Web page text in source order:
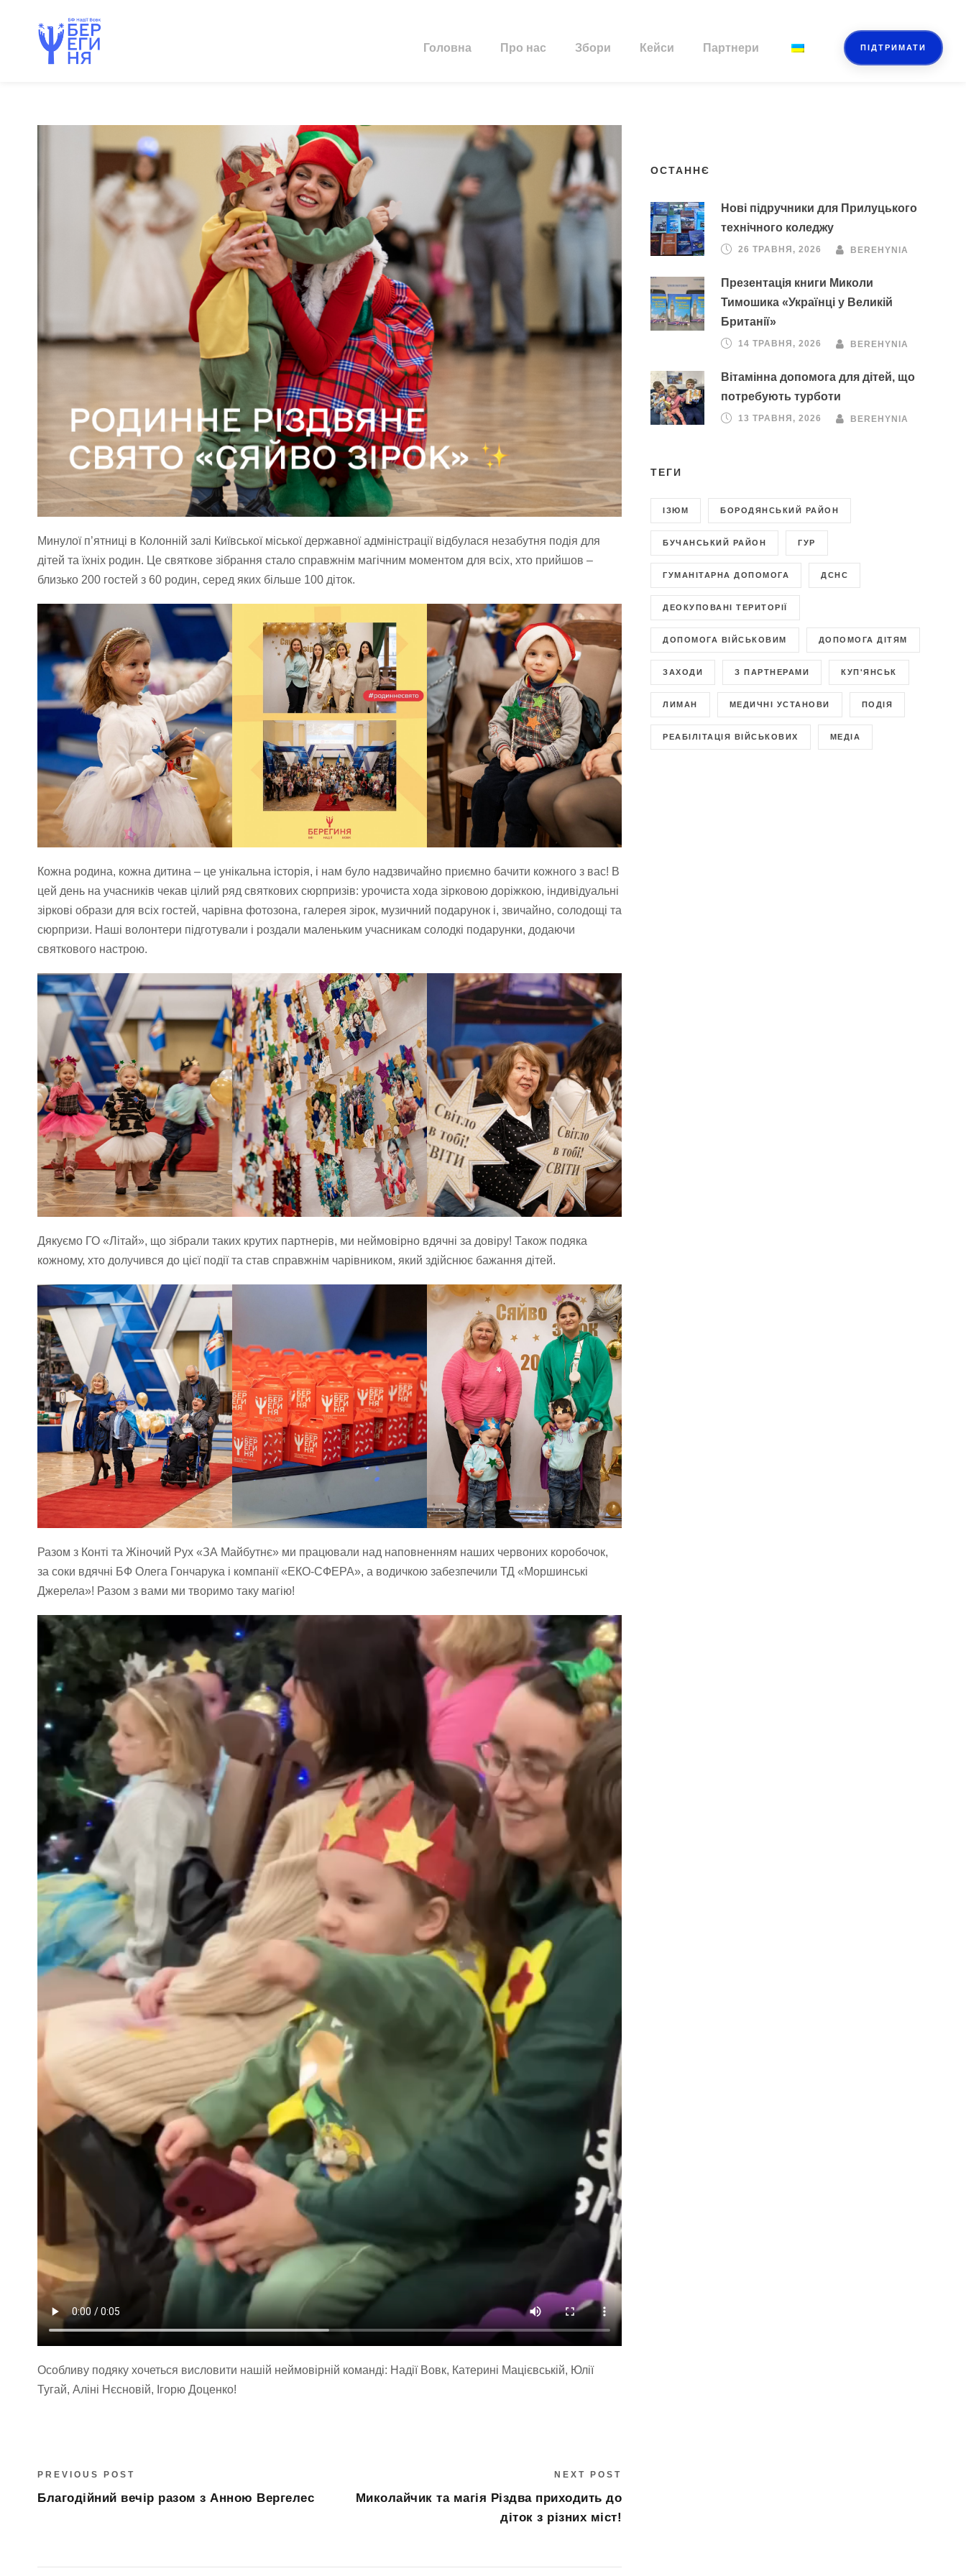
Головна Про нас Збори Кейси Партнери ПІДТРИМАТИ
Минулої п’ятниці в Колонній залі Київської міської державної адміністрації відбулася незабутня подія для
дітей та їхніх родин. Це святкове зібрання стало справжнім магічним моментом для всіх, хто прийшов –
близько 200 гостей з 60 родин, серед яких більше 100 діток.
Кожна родина, кожна дитина – це унікальна історія, і нам було надзвичайно приємно бачити кожного з вас! В
цей день на учасників чекав цілий ряд святкових сюрпризів: урочиста хода зірковою доріжкою, індивідуальні
зіркові образи для всіх гостей, чарівна фотозона, галерея зірок, музичний подарунок і, звичайно, солодощі та
сюрпризи. Наші волонтери підготували і роздали маленьким учасникам солодкі подарунки, додаючи
святкового настрою.
Дякуємо ГО «Літай», що зібрали таких крутих партнерів, ми неймовірно вдячні за довіру! Також подяка
кожному, хто долучився до цієї події та став справжнім чарівником, який здійснює бажання дітей.
Разом з Конті та Жіночий Рух «ЗА Майбутнє» ми працювали над наповненням наших червоних коробочок,
за соки вдячні БФ Олега Гончарука і компанії «ЕКО-СФЕРА», а водичкою забезпечили ТД «Моршинські
Джерела»! Разом з вами ми творимо таку магію!
Особливу подяку хочеться висловити нашій неймовірній команді: Надії Вовк, Катерині Мацієвській, Юлії
Тугай, Аліні Нєсновій, Ігорю Доценко!
PREVIOUS POST
Благодійний вечір разом з Анною Вергелес
NEXT POST
Миколайчик та магія Різдва приходить до
діток з різних міст!
ОСТАННЄ
Нові підручники для Прилуцького
технічного коледжу
26 ТРАВНЯ, 2026 BEREHYNIA
Презентація книги Миколи
Тимошика «Українці у Великій
Британії»
14 ТРАВНЯ, 2026 BEREHYNIA
Вітамінна допомога для дітей, що
потребують турботи
13 ТРАВНЯ, 2026 BEREHYNIA
ТЕГИ
ІЗЮМ БОРОДЯНСЬКИЙ РАЙОН
БУЧАНСЬКИЙ РАЙОН ГУР
ГУМАНІТАРНА ДОПОМОГА ДСНС
ДЕОКУПОВАНІ ТЕРИТОРІЇ
ДОПОМОГА ВІЙСЬКОВИМ ДОПОМОГА ДІТЯМ
ЗАХОДИ З ПАРТНЕРАМИ КУП'ЯНСЬК
ЛИМАН МЕДИЧНІ УСТАНОВИ ПОДІЯ
РЕАБІЛІТАЦІЯ ВІЙСЬКОВИХ МЕДІА